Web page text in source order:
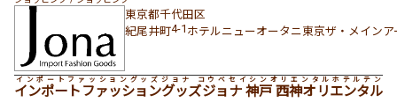
東京都千代田区
紀尾井町4-1 ホテルニューオータニ東京ザ・メインア
インポートファッショングッズジョナ 神戸 西神オリエンタル
インポートファッショングッズジョナ コウベセイシンオリエンタルホテルテン